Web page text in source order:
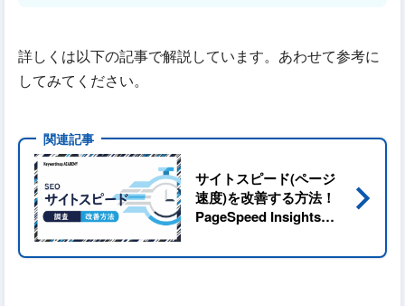
詳しくは以下の記事で解説しています。あわせて参考に
してみてください。
サイトスピード(ページ
速度)を改善する方法！
PageSpeed Insightsを
計測方法も解説
navigate_next